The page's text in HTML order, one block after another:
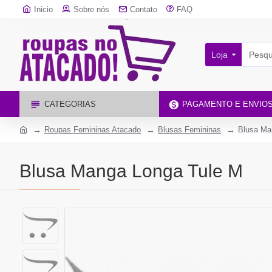
Inicio Sobre nós Contato FAQ
Loja
CATEGORIAS PAGAMENTO E
Roupas Femininas Atacado Blusas Femininas Blusa
Blusa Manga Longa Tule M